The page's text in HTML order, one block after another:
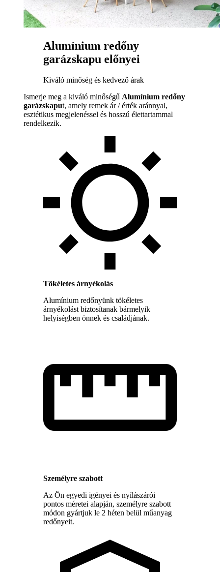
Alumínium redőny
garázskapu előnyei
Kiváló minőség és kedvező árak
Ismerje meg a kiváló minőségű Alumínium redőny
garázskaput, amely remek ár / érték aránnyal,
esztétikus megjelenéssel és hosszú élettartammal
rendelkezik.
Tökéletes árnyékolás
Alumínium redőnyünk tökéletes
árnyékolást biztosítanak bármelyik
helyiségben önnek és családjának.
Személyre szabott
Az Ön egyedi igényei és nyílászárói
pontos méretei alapján, személyre szabott
módon gyártjuk le 2 héten belül műanyag
redőnyeit.